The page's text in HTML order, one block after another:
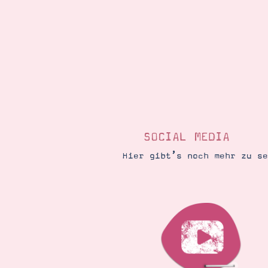
SOCIAL MEDIA
Hier gibt’s noch mehr zu